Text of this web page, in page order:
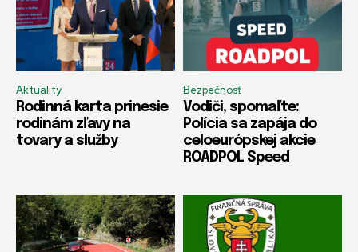
Aktuality
Rodinná karta prinesie
rodinám zľavy na
tovary a služby
Bezpečnosť
Vodiči, spomaľte:
Polícia sa zapája do
celoeurópskej akcie
ROADPOL Speed